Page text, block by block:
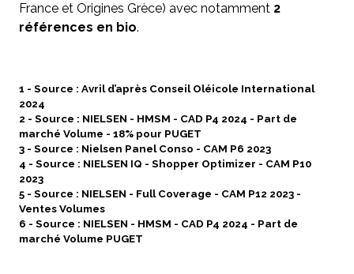
France et Origines Grèce) avec notamment 2
références en bio.
1 - Source : Avril d’après Conseil Oléicole International
2024
2 - Source : NIELSEN - HMSM - CAD P4 2024 - Part de
marché Volume - 18% pour PUGET
3 - Source : Nielsen Panel Conso - CAM P6 2023
4 - Source : NIELSEN IQ - Shopper Optimizer - CAM P10
2023
5 - Source : NIELSEN - Full Coverage - CAM P12 2023 -
Ventes Volumes
6 - Source : NIELSEN - HMSM - CAD P4 2024 - Part de
marché Volume PUGET